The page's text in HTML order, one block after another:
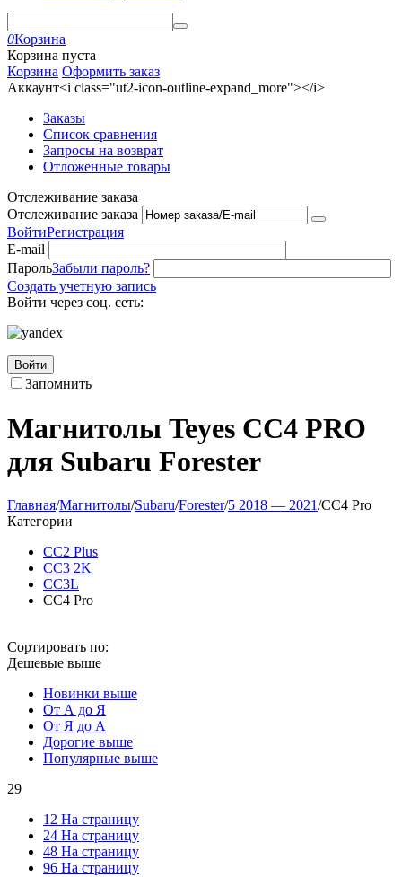
0Корзина
Корзина пуста
Корзина Оформить заказ
Аккаунт<i class="ut2-icon-outline-expand_more"></i>
Заказы
Список сравнения
Запросы на возврат
Отложенные товары
Отслеживание заказа
Отслеживание заказа
ВойтиРегистрация
E-mail
ПарольЗабыли пароль?
Создать учетную запись
Войти через соц. сеть:
Войти
Запомнить
Магнитолы Teyes CC4 PRO
для Subaru Forester
Главная/Магнитолы/Subaru/Forester/5 2018 — 2021/CC4 Pro
Категории
CC2 Plus
CC3 2K
CC3L
CC4 Pro
Сортировать по:
Дешевые выше
Новинки выше
От А до Я
От Я до А
Дорогие выше
Популярные выше
29
12 На страницу
24 На страницу
48 На страницу
96 На страницу